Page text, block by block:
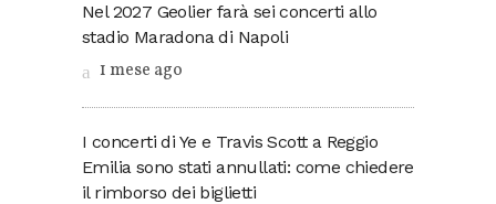
Nel 2027 Geolier farà sei concerti allo
stadio Maradona di Napoli
1 mese ago
I concerti di Ye e Travis Scott a Reggio
Emilia sono stati annullati: come chiedere
il rimborso dei biglietti